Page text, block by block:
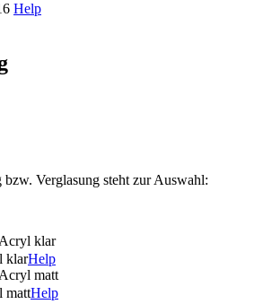
Help
Verglasung steht zur Auswahl:
klarHelp
mattHelp